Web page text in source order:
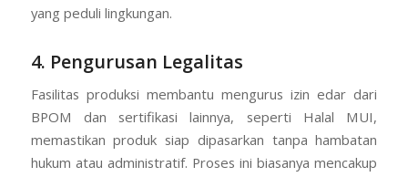
yang peduli lingkungan.
4. Pengurusan Legalitas
Fasilitas produksi membantu mengurus izin edar dari
BPOM dan sertifikasi lainnya, seperti Halal MUI,
memastikan produk siap dipasarkan tanpa hambatan
hukum atau administratif. Proses ini biasanya mencakup